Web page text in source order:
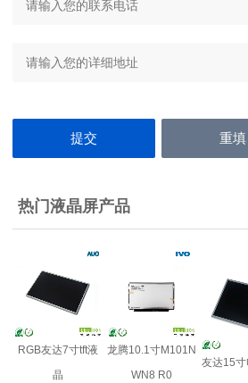
热门液晶屏产品
RGB友达7寸tft液
晶
龙腾10.1寸M101N
WN8 R0
友达15